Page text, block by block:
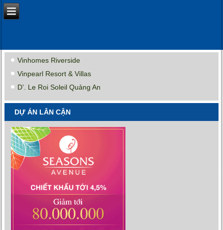
Vinhomes Riverside
Vinpearl Resort & Villas
D’. Le Roi Soleil Quảng An
DỰ ÁN LÂN CẬN